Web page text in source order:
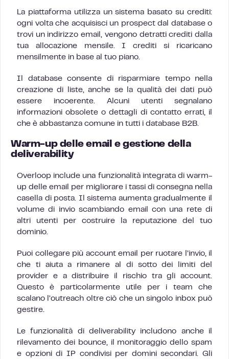
La piattaforma utilizza un sistema basato su crediti:
ogni volta che acquisisci un prospect dal database o
trovi un indirizzo email, vengono detratti crediti dalla
tua allocazione mensile. I crediti si ricaricano
mensilmente in base al tuo piano.
Il database consente di risparmiare tempo nella
creazione di liste, anche se la qualità dei dati può
essere incoerente. Alcuni utenti segnalano
informazioni obsolete o dettagli di contatto errati, il
che è abbastanza comune in tutti i database B2B.
Warm-up delle email e gestione della
deliverability
Overloop include una funzionalità integrata di warm-
up delle email per migliorare i tassi di consegna nella
casella di posta. Il sistema aumenta gradualmente il
volume di invio scambiando email con una rete di
altri utenti per costruire la reputazione del tuo
dominio.
Puoi collegare più account email per ruotare l’invio, il
che ti aiuta a rimanere al di sotto dei limiti del
provider e a distribuire il rischio tra gli account.
Questo è particolarmente utile per i team che
scalano l’outreach oltre ciò che un singolo inbox può
gestire.
Le funzionalità di deliverability includono anche il
rilevamento dei bounce, il monitoraggio dello spam
e opzioni di IP condivisi per domini secondari. Gli